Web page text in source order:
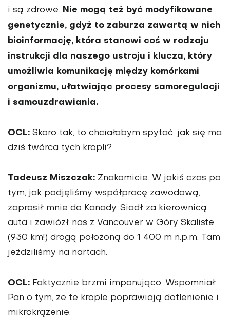
i są zdrowe. Nie mogą też być modyfikowane
genetycznie, gdyż to zaburza zawartą w nich
bioin­formację, która stanowi coś w rodzaju
instrukcji dla naszego ustroju i klucza, który
umożliwia komunikację między komórkami
organizmu, ułatwiając pro­cesy samoregulacji
i samouzdrawiania.
OCL: Skoro tak, to chciałabym spytać, jak się ma
dziś twórca tych kropli?
Tadeusz Miszczak: Znakomicie. W ja­kiś czas po
tym, jak podjęliśmy współpracę zawodową,
zaprosił mnie do Kanady. Siadł za kierowni­cą
auta i zawiózł nas z Vancouver w Góry Skaliste
(930 km!) drogą po­łożoną do 1 400 m n.p.m. Tam
jeź­dziliśmy na nartach.
OCL: Faktycznie brzmi imponująco. Wspomniał
Pan o tym, że te krople po­prawiają dotlenienie i
mikrokrążenie.